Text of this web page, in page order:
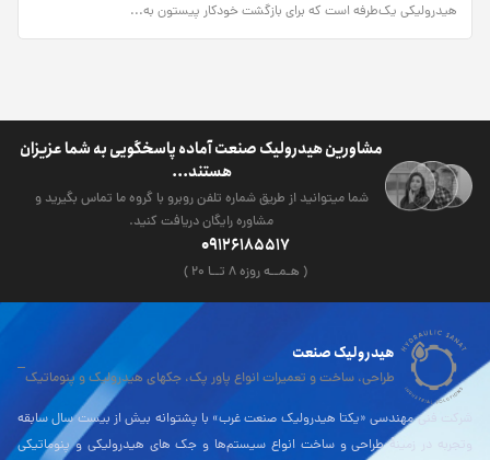
هیدرولیکی یک‌طرفه است که برای بازگشت خودکار پیستون به...
مشاورین هیدرولیک صنعت آماده پاسخگویی به شما عزیزان
هستند...
شما میتوانید از طریق شماره تلفن روبرو با گروه ما تماس بگیرید و
مشاوره رایگان دریافت کنید.
09126185517
( هـمــه روزه ۸ تــا ۲۰ )
هیدرولیک صنعت
طراحی، ساخت و تعمیرات انواع پاور پک، جکهای هیدرولیک و پنوماتیک
شرکت فنی مهندسی «یکتا هیدرولیک صنعت غرب» با پشتوانه بیش از بیست سال سابقه
وتجربه در زمینۀ طراحی و ساخت انواع سیستم‌ها و جک های هیدرولیکی و پنوماتیکی